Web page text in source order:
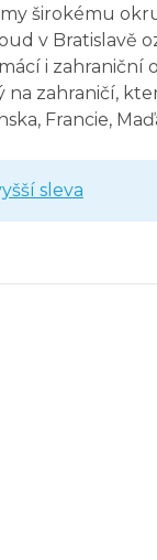
širokému
v Bratislavě
i
zahraničí,
Francie,
sleva